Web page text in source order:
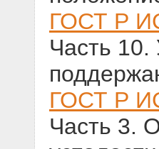
ГОСТ Р
Часть 10.
ГОСТ Р
Часть 3.